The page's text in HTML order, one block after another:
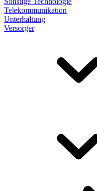
Telekommunikation
Unterhaltung
Versorger